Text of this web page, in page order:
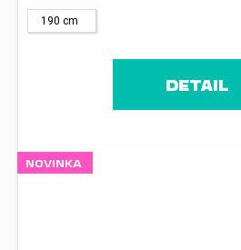
190 cm
DETAIL
NOVINKA